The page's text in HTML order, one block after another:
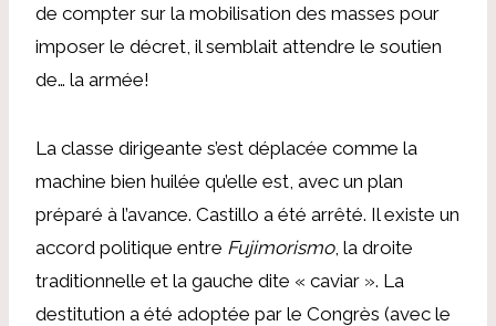
de compter sur la mobilisation des masses pour
imposer le décret, il semblait attendre le soutien
de… la armée!
La classe dirigeante s’est déplacée comme la
machine bien huilée qu’elle est, avec un plan
préparé à l’avance. Castillo a été arrêté. Il existe un
accord politique entre Fujimorismo, la droite
traditionnelle et la gauche dite « caviar ». La
destitution a été adoptée par le Congrès (avec le